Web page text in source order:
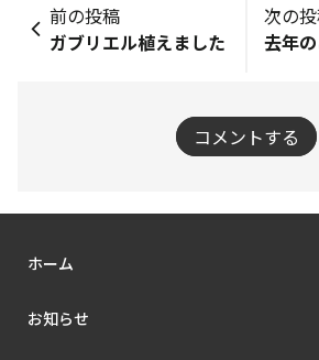
前の投稿
ガブリエル植えました
次の
去年
コメントする
ホーム
お知らせ